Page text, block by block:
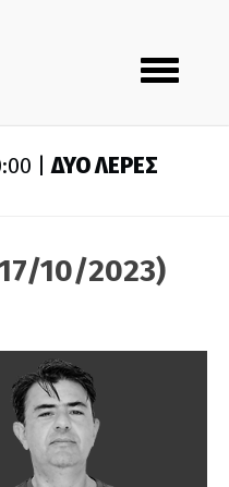
Toggle
navigation
|ΔΥΟ ΛΕΡΕΣ
10/2023)